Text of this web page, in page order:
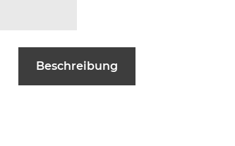
Beschreibung